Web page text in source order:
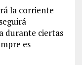
la corriente
durante ciertas
es